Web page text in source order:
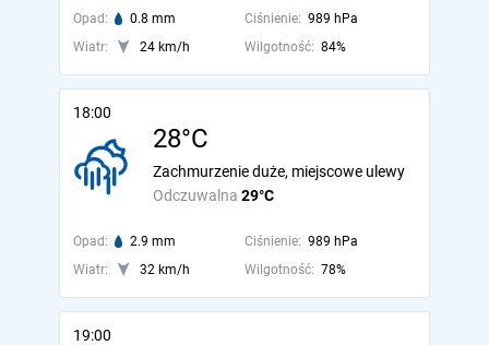
Opad: 0.8 mm Ciśnienie: 989 hPa
Wiatr:
24 km/h Wilgotność: 84%
18:00
28°C
Odczuwalna 29°C
Zachmurzenie duże, miejscowe ulewy
Opad: 2.9 mm Ciśnienie: 989 hPa
Wiatr:
32 km/h Wilgotność: 78%
19:00